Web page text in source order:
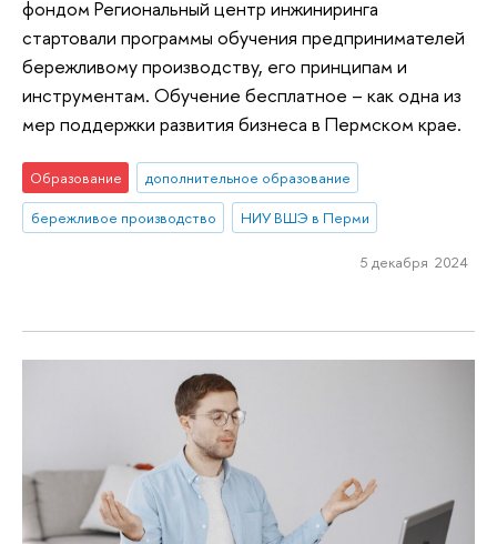
фондом Региональный центр инжиниринга
стартовали программы обучения предпринимателей
бережливому производству, его принципам и
инструментам. Обучение бесплатное – как одна из
мер поддержки развития бизнеса в Пермском крае.
Образование
дополнительное образование
бережливое производство
НИУ ВШЭ в Перми
5 декабря 2024